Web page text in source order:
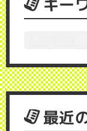
キー
最近